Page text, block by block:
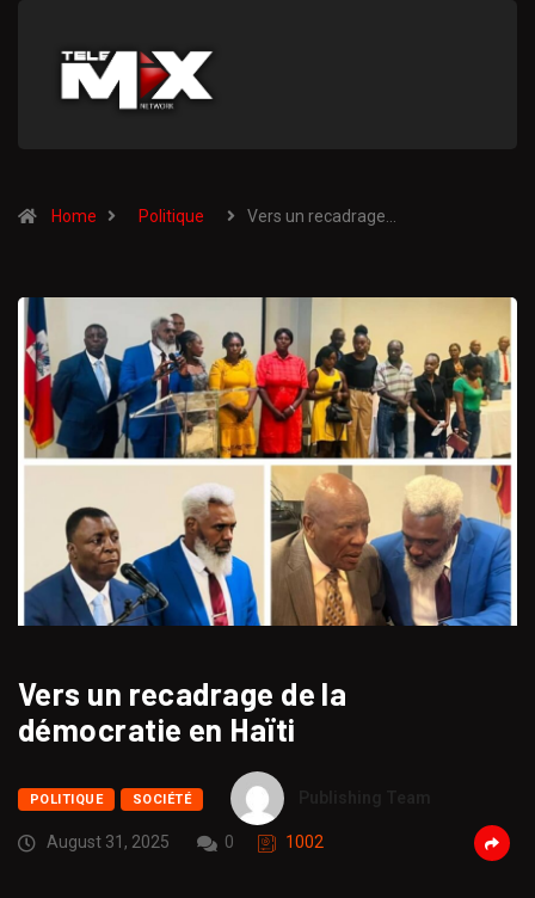
Home Politique Vers un recadrage…
Vers un recadrage de la
démocratie en Haïti
POLITIQUE SOCIÉTÉ
August 31, 2025 0 1002